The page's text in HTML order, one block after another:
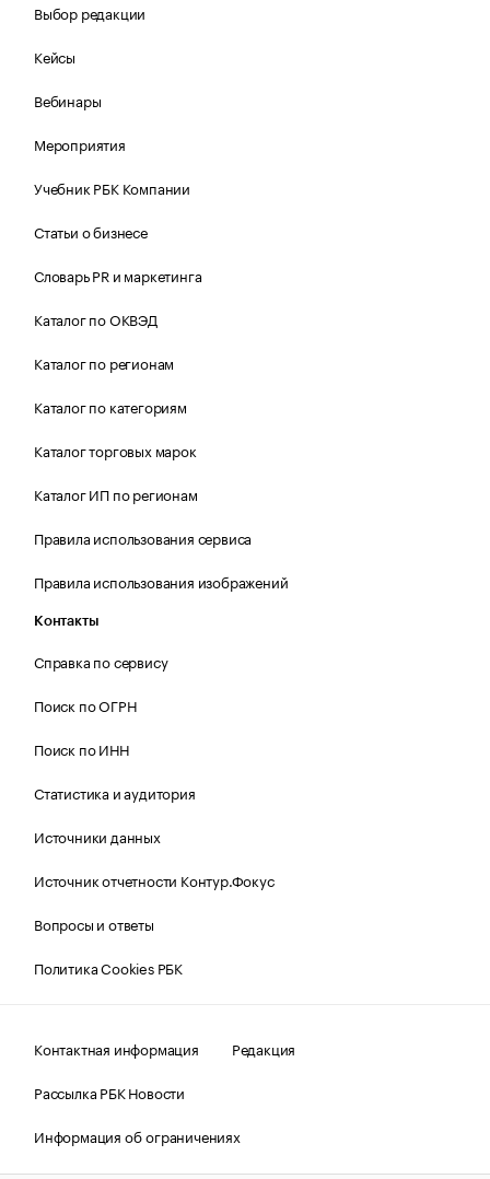
Выбор редакции
Кейсы
Вебинары
Мероприятия
Учебник РБК Компании
Статьи о бизнесе
Словарь PR и маркетинга
Каталог по ОКВЭД
Каталог по регионам
Каталог по категориям
Каталог торговых марок
Каталог ИП по регионам
Правила использования сервиса
Правила использования изображений
Контакты
Справка по сервису
Поиск по ОГРН
Поиск по ИНН
Статистика и аудитория
Источники данных
Источник отчетности Контур.Фокус
Вопросы и ответы
Политика Cookies РБК
Контактная информация
Редакция
Рассылка РБК Новости
Информация об ограничениях